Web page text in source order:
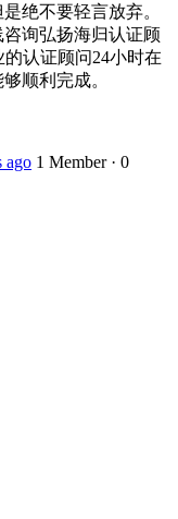
绝不要轻言放弃。
询弘扬海归认证顾
的认证顾问24小时在
顺利完成。
ago 1 Member · 0